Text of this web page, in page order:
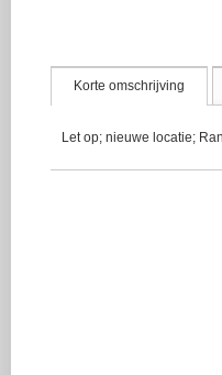
Korte omschrijving
Let op; nieuwe locatie;